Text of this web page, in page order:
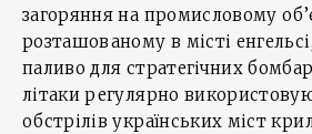
загоряння на промисловому
розташованому в місті
паливо для стратегічних
літаки регулярно
обстрілів українських міст